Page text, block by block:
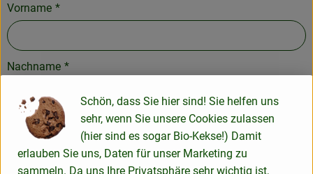
Vorname *
Nachname *
Kundenummer, wenn vorhanden
Schön, dass Sie hier sind! Sie helfen uns
sehr, wenn Sie unsere Cookies zulassen
(hier sind es sogar Bio-Kekse!) Damit
erlauben Sie uns, Daten für unser Marketing zu
sammeln. Da uns Ihre Privatsphäre sehr wichtig ist,